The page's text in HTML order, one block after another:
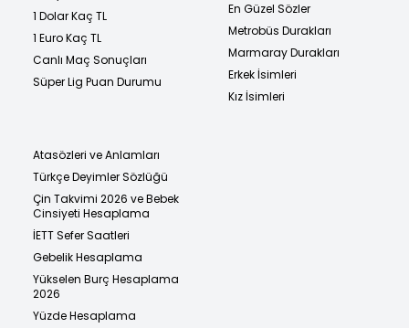
1 Dolar Kaç TL
1 Euro Kaç TL
Canlı Maç Sonuçları
Süper Lig Puan Durumu
En Güzel Sözler
Metrobüs Durakları
Marmaray Durakları
Erkek İsimleri
Kız İsimleri
Atasözleri ve Anlamları
Türkçe Deyimler Sözlüğü
Çin Takvimi 2026 ve Bebek
Cinsiyeti Hesaplama
İETT Sefer Saatleri
Gebelik Hesaplama
Yükselen Burç Hesaplama
2026
Yüzde Hesaplama